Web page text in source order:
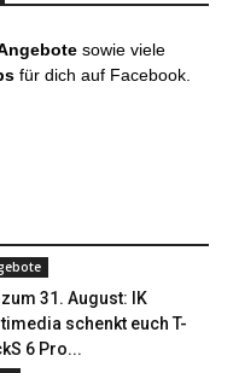
sowie viele
für dich auf Facebook.
31. August: IK
schenkt euch T-
6 Pro...